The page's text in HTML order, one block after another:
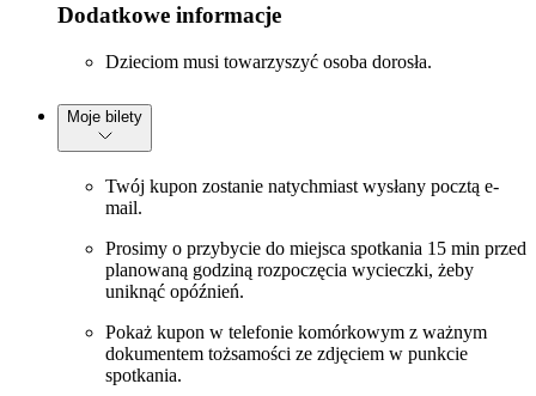
Dodatkowe informacje
Dzieciom musi towarzyszyć osoba dorosła.
Moje bilety
Twój kupon zostanie natychmiast wysłany pocztą e-
mail.
Prosimy o przybycie do miejsca spotkania 15 min przed
planowaną godziną rozpoczęcia wycieczki, żeby
uniknąć opóźnień.
Pokaż kupon w telefonie komórkowym z ważnym
dokumentem tożsamości ze zdjęciem w punkcie
spotkania.